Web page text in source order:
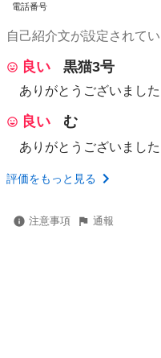
電話番号
自己紹介文が設定されて
良い 黒猫3号
ありがとうございまし
良い む
ありがとうございました
評価をもっと見る
注意事項 通報